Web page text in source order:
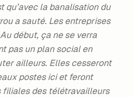
qu’avec la banalisation du
a sauté. Les entreprises
début, ça ne se verra
pas un plan social en
ailleurs. Elles cesseront
postes ici et feront
des télétravailleurs